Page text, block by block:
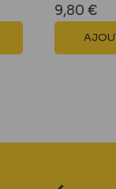
Prix
réduit
9,80 €